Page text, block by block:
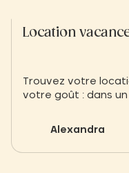
Location
Trouvez votre
votre goût : dans
Alexandra